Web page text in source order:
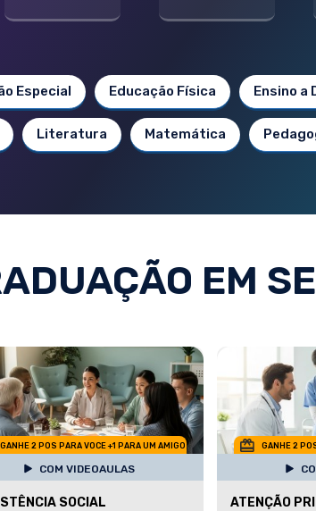
Especial Educação Física Ensino a
Literatura Matemática
EM
GANHE 2 POS PARA VOCE +1 PARA UM AMIGO
COM VIDEOAULAS
SOCIAL
GANHE 2
ATENÇÃO